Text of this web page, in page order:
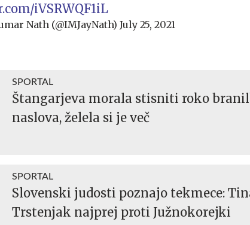
iVSRWQF1iL
Nath (@IMJayNath) July 25, 2021
SPORTAL
Štangarjeva morala stisniti roko
naslova, želela si je več
SPORTAL
Slovenski judosti poznajo tekmece:
Trstenjak najprej proti Južnokorejki